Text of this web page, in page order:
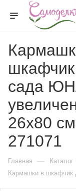
шкафчик
сада
26х80
271071
Главная — Каталог
Кармашки в шкафчик